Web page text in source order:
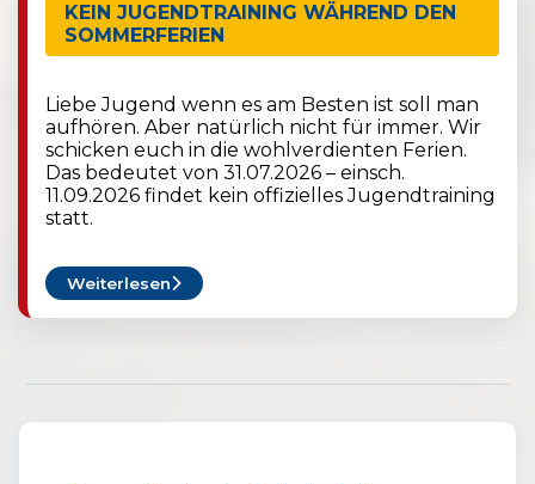
KEIN JUGENDTRAINING WÄHREND DEN
SOMMERFERIEN
Liebe Jugend wenn es am Besten ist soll man
aufhören. Aber natürlich nicht für immer. Wir
schicken euch in die wohlverdienten Ferien.
Das bedeutet von 31.07.2026 – einsch.
11.09.2026 findet kein offizielles Jugendtraining
statt.
Weiterlesen